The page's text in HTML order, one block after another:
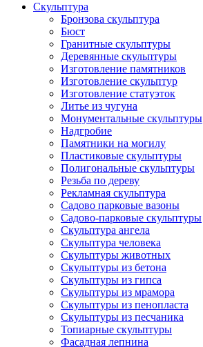
Скульптура
Бронзова скульптура
Бюст
Гранитные скульптуры
Деревянные скульптуры
Изготовление памятников
Изготовление скульптур
Изготовление статуэток
Литье из чугуна
Монументальные скульптуры
Надгробие
Памятники на могилу
Пластиковые скульптуры
Полигональные скульптуры
Резьба по дереву
Рекламная скульптура
Садово парковые вазоны
Садово-парковые скульптуры
Скульптура ангела
Скульптура человека
Скульптуры животных
Скульптуры из бетона
Скульптуры из гипса
Скульптуры из мрамора
Скульптуры из пенопласта
Скульптуры из песчаника
Топиарные скульптуры
Фасадная лепнина